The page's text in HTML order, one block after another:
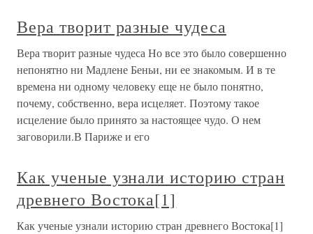
Вера творит разные чудеса
Вера творит разные чудеса Но все это было совершенно
непонятно ни Мадлене Беньи, ни ее знакомым. И в те
времена ни одному человеку еще не было понятно,
почему, собственно, вера исцеляет. Поэтому такое
исцеление было принято за настоящее чудо. О нем
заговорили.В Париже и его
Как ученые узнали историю стран
древнего Востока[1]
Как ученые узнали историю стран древнего Востока[1]